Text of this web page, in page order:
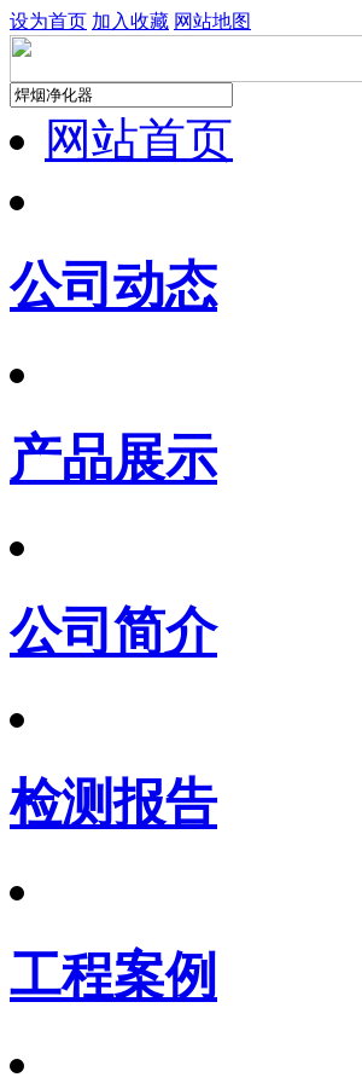
设为首页 加入收藏 网站地图
网站首页
公司动态
产品展示
公司简介
检测报告
工程案例